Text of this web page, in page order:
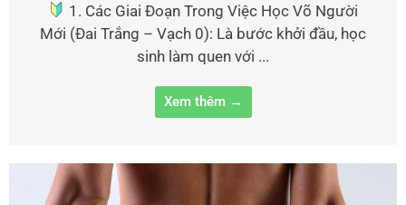
1. Các Giai Đoạn Trong Việc Học Võ Người
Mới (Đai Trắng – Vạch 0): Là bước khởi đầu, học
sinh làm quen với ...
Xem thêm →